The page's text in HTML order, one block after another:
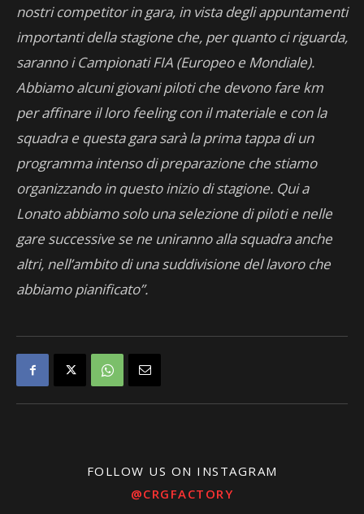
nostri competitor in gara, in vista degli appuntamenti
importanti della stagione che, per quanto ci riguarda,
saranno i Campionati FIA (Europeo e Mondiale).
Abbiamo alcuni giovani piloti che devono fare km
per affinare il loro feeling con il materiale e con la
squadra e questa gara sarà la prima tappa di un
programma intenso di preparazione che stiamo
organizzando in questo inizio di stagione. Qui a
Lonato abbiamo solo una selezione di piloti e nelle
gare successive se ne uniranno alla squadra anche
altri, nell’ambito di una suddivisione del lavoro che
abbiamo pianificato”.
FOLLOW US ON INSTAGRAM
@CRGFACTORY